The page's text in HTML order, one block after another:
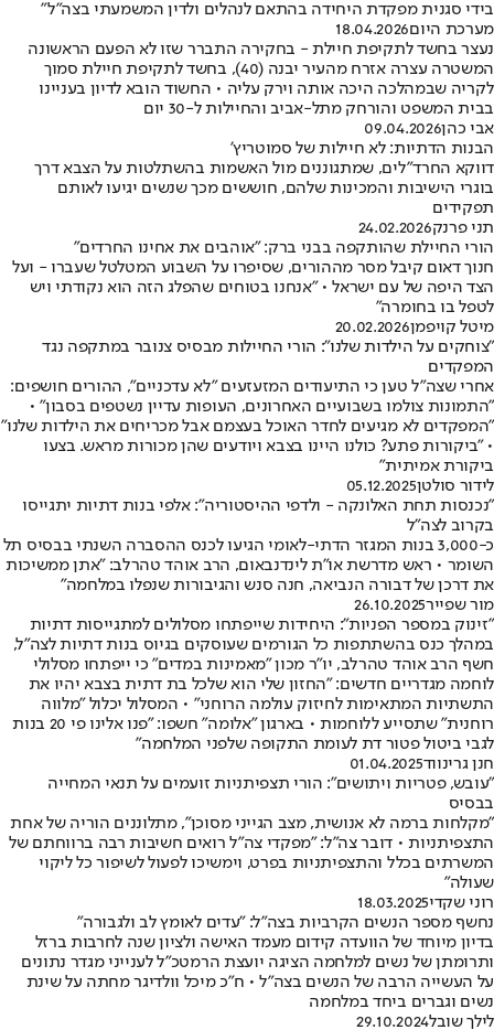
בידי סגנית מפקדת היחידה בהתאם לנהלים ולדין המשמעתי בצה"ל"
מערכת היום18.04.2026
נעצר בחשד לתקיפת חיילת - בחקירה התברר שזו לא הפעם הראשונה
המשטרה עצרה אזרח מהעיר יבנה (40), בחשד לתקיפת חיילת סמוך
לקריה שבמהלכה היכה אותה וירק עליה • החשוד הובא לדיון בעניינו
בבית המשפט והורחק מתל-אביב והחיילות ל-30 יום
אבי כהן09.04.2026
הבנות הדתיות: לא חיילות של סמוטריץ'
דווקא החרד"לים, שמתגוננים מול האשמות בהשתלטות על הצבא דרך
בוגרי הישיבות והמכינות שלהם, חוששים מכך שנשים יגיעו לאותם
תפקידים
תני פרנק24.02.2026
הורי החיילת שהותקפה בבני ברק: "אוהבים את אחינו החרדים"
חנוך דאום קיבל מסר מההורים, שסיפרו על השבוע המטלטל שעברו - ועל
הצד היפה של עם ישראל • "אנחנו בטוחים שהפלג הזה הוא נקודתי ויש
לטפל בו בחומרה"
מיטל קויפמן20.02.2026
"צוחקים על הילדות שלנו": הורי החיילות מבסיס צנובר במתקפה נגד
המפקדים
אחרי שצה"ל טען כי התיעודים המזעזעים "לא עדכניים", ההורים חושפים:
"התמונות צולמו בשבועיים האחרונים, העופות עדיין נשטפים בסבון" •
"המפקדים לא מגיעים לחדר האוכל בעצמם אבל מכריחים את הילדות שלנו"
• "ביקורות פתע? כולנו היינו בצבא ויודעים שהן מכורות מראש. בצעו
ביקורת אמיתית"
לידור סולטן05.12.2025
"נכנסות תחת האלונקה - ולדפי ההיסטוריה": אלפי בנות דתיות יתגייסו
בקרוב לצה"ל
כ-3,000 בנות המגזר הדתי-לאומי הגיעו לכנס ההסברה השנתי בבסיס תל
השומר • ראש מדרשת או"ת לינדנבאום, הרב אוהד טהרלב: "אתן ממשיכות
את דרכן של דבורה הנביאה, חנה סנש והגיבורות שנפלו במלחמה"
מור שפייר26.10.2025
"זינוק במספר הפניות": היחידות שייפתחו מסלולים למתגייסות דתיות
במהלך כנס בהשתתפות כל הגורמים שעוסקים בגיוס בנות דתיות לצה"ל,
חשף הרב אוהד טהרלב, יו"ר מכון "מאמינות במדים" כי ייפתחו מסלולי
לוחמה מגדריים חדשים: "החזון שלי הוא שלכל בת דתית בצבא יהיו את
התשתיות המתאימות לחיזוק עולמה הרוחני" • המסלול יכלול "מלווה
רוחנית" שתסייע ללוחמות • בארגון "אלומה" חשפו: "פנו אלינו פי 20 בנות
לגבי ביטול פטור דת לעומת התקופה שלפני המלחמה"
חנן גרינווד01.04.2025
"עובש, פטריות ויתושים": הורי תצפיתניות זועמים על תנאי המחייה
בבסיס
״מקלחות ברמה לא אנושית, מצב הגייני מסוכן״, מתלוננים הוריה של אחת
התצפיתניות • דובר צה"ל: "מפקדי צה”ל רואים חשיבות רבה ברווחתם של
המשרתים בכלל והתצפיתניות בפרט, וימשיכו לפעול לשיפור כל ליקוי
שעולה"
רוני שקדי18.03.2025
נחשף מספר הנשים הקרביות בצה"ל: "עדים לאומץ לב ולגבורה"
בדיון מיוחד של הוועדה קידום מעמד האישה ולציון שנה לחרבות ברזל
ותרומתן של נשים למלחמה הציגה יועצת הרמטכ"ל לענייני מגדר נתונים
על העשייה הרבה של הנשים בצה"ל • ח"כ מיכל וולדיגר מחתה על שינת
נשים וגברים ביחד במלחמה
לילך שובל29.10.2024